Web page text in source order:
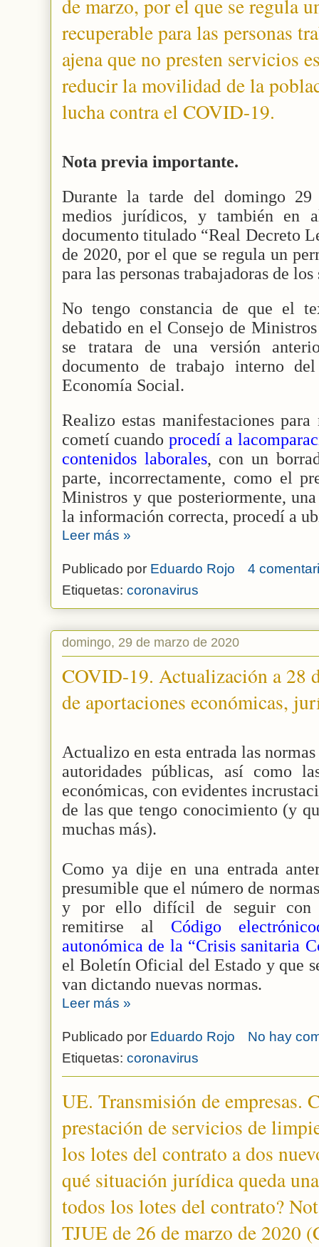
de marzo, por el que se regula
recuperable para las personas
ajena que no presten servicios
reducir la movilidad de la
lucha contra el COVID-19.
Nota previa importante.
Durante la tarde del domingo
medios jurídicos, y también en
documento titulado “Real Decreto
de 2020, por el que se regula un
para las personas trabajadoras de
No tengo constancia de que el
debatido en el Consejo de
se tratara de una versión
documento de trabajo interno
Economía Social.
Realizo estas manifestaciones
cometí cuando procedí a
contenidos laborales, con un
parte, incorrectamente, como el
Ministros y que posteriormente,
la información correcta, procedí a
Leer más »
Publicado por Eduardo Rojo
4
Etiquetas: coronavirus
domingo, 29 de marzo de 2020
COVID-19. Actualización a 28
de aportaciones económicas,
Actualizo en esta entrada las
autoridades públicas, así como
económicas, con evidentes
de las que tengo conocimiento (y
muchas más).
Como ya dije en una entrada
presumible que el número de
y por ello difícil de seguir con
remitirse al Código
autonómica de la “Crisis sanitaria
el Boletín Oficial del Estado y que
van dictando nuevas normas.
Leer más »
Publicado por Eduardo Rojo
No hay
Etiquetas: coronavirus
UE. Transmisión de empresas.
prestación de servicios de
los lotes del contrato a dos
qué situación jurídica queda
todos los lotes del contrato?
TJUE de 26 de marzo de 2020